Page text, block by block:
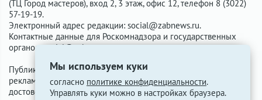
Мы используем куки
согласно политике конфиденциальности.
Управлять куки можно в настройках браузера.
(ТЦ Город мастеров), вход 2, 3 этаж, офис 12, телефон 8 (3022)
57-19-19.
Электронный адрес редакции: social@zabnews.ru.
Контактные данные для Роскомнадзора и государственных
органов:
social@zabnews.ru.
Публикации с пометками «Реклама», «Выборы» оплачены
рекламодателем. Редакция сайта не несёт ответственности за
достоверность информации, содержащейся в рекламных